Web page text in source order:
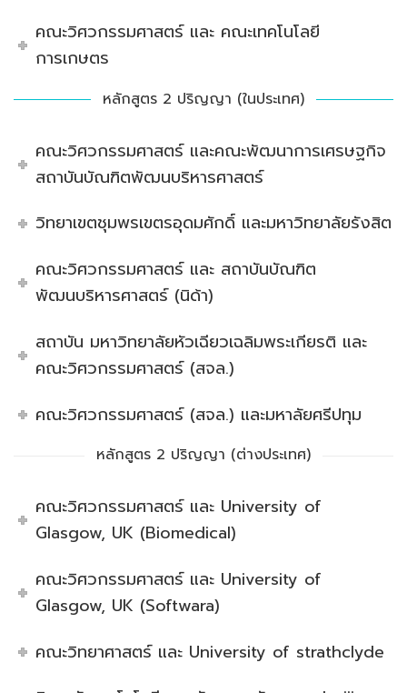
คณะวิศวกรรมศาสตร์ และ คณะเทคโนโลยี
การเกษตร
หลักสูตร 2 ปริญญา (ในประเทศ)
คณะวิศวกรรมศาสตร์ และคณะพัฒนาการเศรษฐกิจ
สถาบันบัณฑิตพัฒนบริหารศาสตร์
วิทยาเขตชุมพรเขตรอุดมศักดิ์ และมหาวิทยาลัยรังสิต
คณะวิศวกรรมศาสตร์ และ สถาบันบัณฑิต
พัฒนบริหารศาสตร์ (นิด้า)
สถาบัน มหาวิทยาลัยหัวเฉียวเฉลิมพระเกียรติ และ
คณะวิศวกรรมศาสตร์ (สจล.)
คณะวิศวกรรมศาสตร์ (สจล.) และมหาลัยศรีปทุม
หลักสูตร 2 ปริญญา (ต่างประเทศ)
คณะวิศวกรรมศาสตร์ และ University of
Glasgow, UK (Biomedical)
คณะวิศวกรรมศาสตร์ และ University of
Glasgow, UK (Softwara)
คณะวิทยาศาสตร์ และ University of strathclyde